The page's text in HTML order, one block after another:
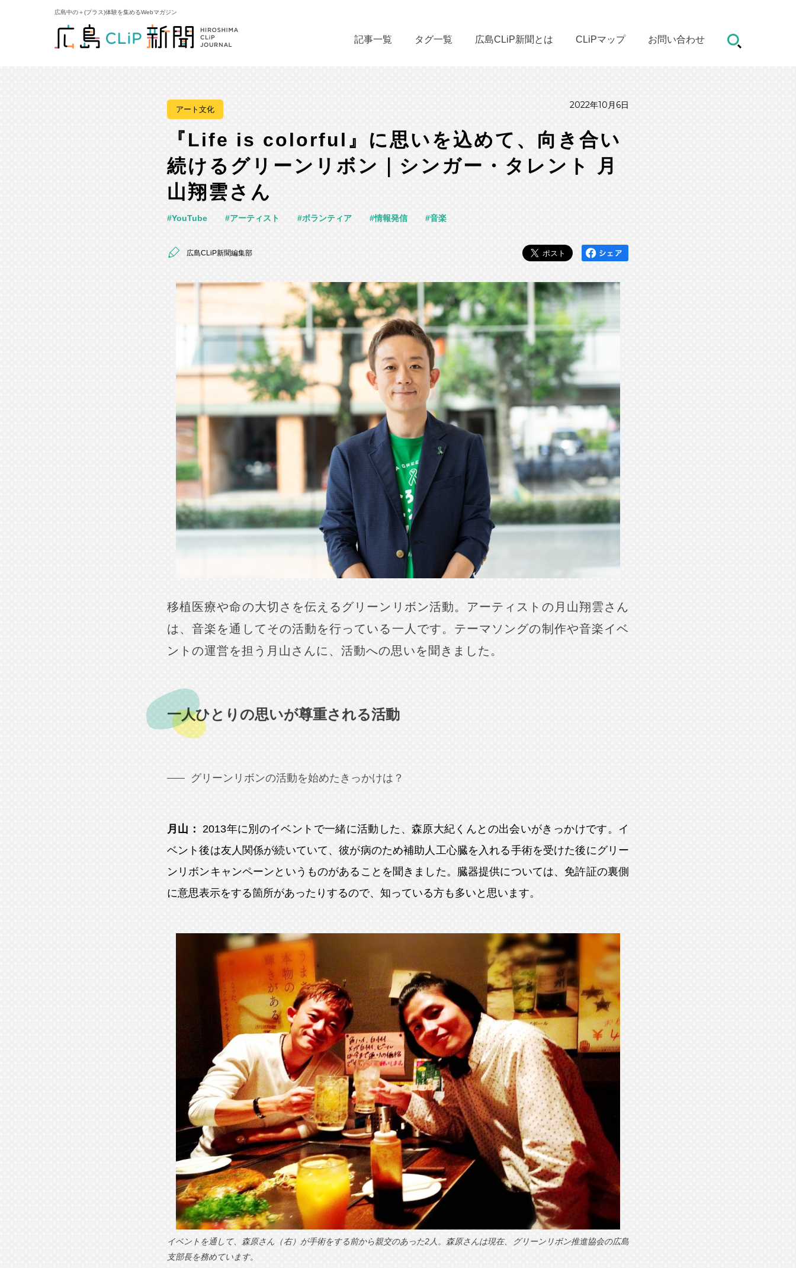
広島中の＋(プラス)体験を集めるWebマガジン
記事一覧 タグ一覧 広島CLiP新聞とは CLiPマップ お問い合わせ
アート文化 2022年10月6日
『Life is colorful』に思いを込めて、向き合い
続けるグリーンリボン｜シンガー・タレント 月
山翔雲さん
YouTube アーティスト ボランティア 情報発信 音楽
広島CLiP新聞編集部
移植医療や命の大切さを伝えるグリーンリボン活動。アーティストの月山翔雲さん
は、音楽を通してその活動を行っている一人です。テーマソングの制作や音楽イベ
ントの運営を担う月山さんに、活動への思いを聞きました。
一人ひとりの思いが尊重される活動
グリーンリボンの活動を始めたきっかけは？
月山：
2013年に別のイベントで一緒に活動した、森原大紀くんとの出会いがきっかけです。イ
ベント後は友人関係が続いていて、彼が病のため補助人工心臓を入れる手術を受けた後にグリー
ンリボンキャンペーンというものがあることを聞きました。臓器提供については、免許証の裏側
に意思表示をする箇所があったりするので、知っている方も多いと思います。
イベントを通して、森原さん（右）が手術をする前から親交のあった2人。森原さんは現在、グリーンリボン推進協会の広島
支部長を務めています。